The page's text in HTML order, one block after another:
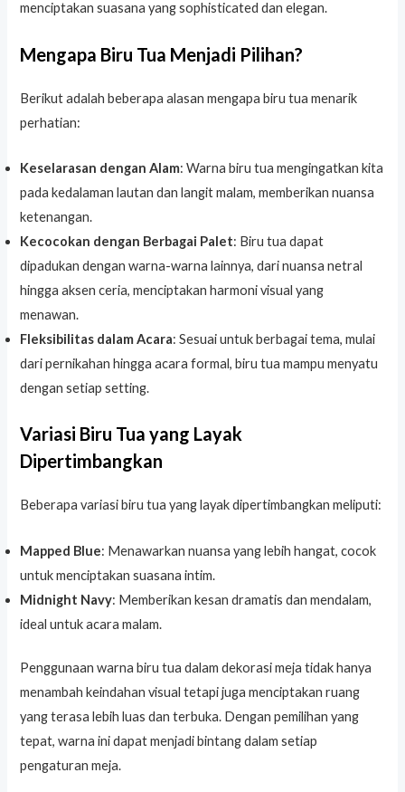
menciptakan suasana yang sophisticated dan elegan.
Mengapa Biru Tua Menjadi Pilihan?
Berikut adalah beberapa alasan mengapa biru tua menarik
perhatian:
Keselarasan dengan Alam: Warna biru tua mengingatkan kita
pada kedalaman lautan dan langit malam, memberikan nuansa
ketenangan.
Kecocokan dengan Berbagai Palet: Biru tua dapat
dipadukan dengan warna-warna lainnya, dari nuansa netral
hingga aksen ceria, menciptakan harmoni visual yang
menawan.
Fleksibilitas dalam Acara: Sesuai untuk berbagai tema, mulai
dari pernikahan hingga acara formal, biru tua mampu menyatu
dengan setiap setting.
Variasi Biru Tua yang Layak
Dipertimbangkan
Beberapa variasi biru tua yang layak dipertimbangkan meliputi:
Mapped Blue: Menawarkan nuansa yang lebih hangat, cocok
untuk menciptakan suasana intim.
Midnight Navy: Memberikan kesan dramatis dan mendalam,
ideal untuk acara malam.
Penggunaan warna biru tua dalam dekorasi meja tidak hanya
menambah keindahan visual tetapi juga menciptakan ruang
yang terasa lebih luas dan terbuka. Dengan pemilihan yang
tepat, warna ini dapat menjadi bintang dalam setiap
pengaturan meja.